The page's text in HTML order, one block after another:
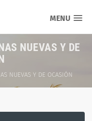
MENU
NUEVAS Y DE
NUEVAS Y DE OCASIÓN